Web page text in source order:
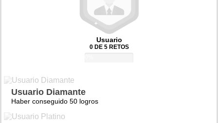
Usuario
0 DE 5 RETOS
Usuario Diamante
Haber conseguido 50 logros